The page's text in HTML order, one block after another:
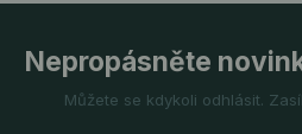
Nepropásněte
Můžete se kdykoli odhlásit.